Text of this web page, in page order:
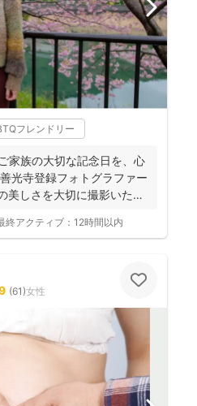
フレンドリー
家族の大切な記念日を、心
光寺登録フォトグラファー
美しさを大切に撮影いたし
終アクティブ： 12時間以内
(61)女性